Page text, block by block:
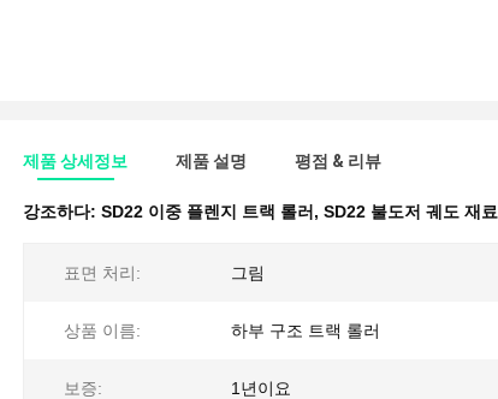
제품 상세정보 제품 설명 평점 & 리뷰
강조하다: SD22 이중 플렌지 트랙 롤러 , SD22 불도저 궤도 재료
표면 처리: 그림
상품 이름: 하부 구조 트랙 롤러
보증: 1년이요